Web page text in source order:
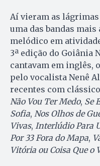
Aí vieram as lágrimas
uma das bandas
melódico em
3ª edição do Goiânia
cantavam em inglês,
pelo vocalista Nenê
recentes com
Não Vou Ter Medo, Se
Sofia, Nos Olhos de
Vivas, Interlúdio Para
Por 33 Fora do Mapa,
Vitória ou Coisa Que o